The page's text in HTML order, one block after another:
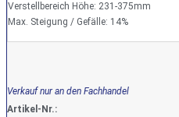
Verstellbereich Höhe: 231-375mm
Max. Steigung / Gefälle: 14%
Verkauf nur an den Fachhandel
Artikel-Nr.: